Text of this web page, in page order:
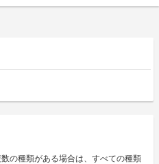
の種類がある場合は、すべての種類